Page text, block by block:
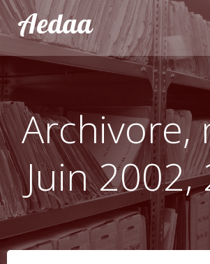
Aller
au
contenu
Aedaa
Archivore,
Juin 2002,